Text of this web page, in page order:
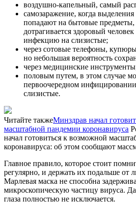
воздушно-капельный, самый
самозаражение, когда
попадают на бытовые
дотрагивается здоровый
инфекцию на слизистые;
через сотовые телефоны,
но небольшая вероятность
через медицинские
половым путем, в этом случае
первоочередном инфицировании
слизистые.
Читайте такжеМинздрав начал
масштабной пандемии коронавируса
начал готовиться к возможной
коронавируса: об этом сообщают
Главное правило, которое стоит
регулярно, и держать их подальше от
Марлевая маска не способна
микроскопическую частицу вируса. Да
глаза полностью не исключается.